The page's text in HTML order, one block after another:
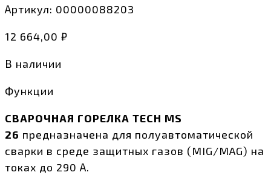
Артикул: 00000088203
12 664,00 ₽
В наличии
Функции
СВАРОЧНАЯ ГОРЕЛКА TECH MS
26 предназначена для полуавтоматической
сварки в среде защитных газов (MIG/MAG) на
токах до 290 А.